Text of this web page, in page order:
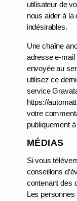
utilisateur de
nous aider à la
indésirables.
Une chaîne
adresse e-mail
envoyée au
utilisez ce
service
https://
votre
publiquement
MÉDIAS
Si vous
conseillons
contenant des
Les